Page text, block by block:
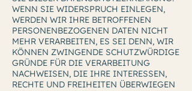
WENN SIE WIDERSPRUCH EINLEGEN,
WERDEN WIR IHRE BETROFFENEN
PERSONENBEZOGENEN DATEN NICHT
MEHR VERARBEITEN, ES SEI DENN, WIR
KÖNNEN ZWINGENDE SCHUTZWÜRDIGE
GRÜNDE FÜR DIE VERARBEITUNG
NACHWEISEN, DIE IHRE INTERESSEN,
RECHTE UND FREIHEITEN ÜBERWIEGEN